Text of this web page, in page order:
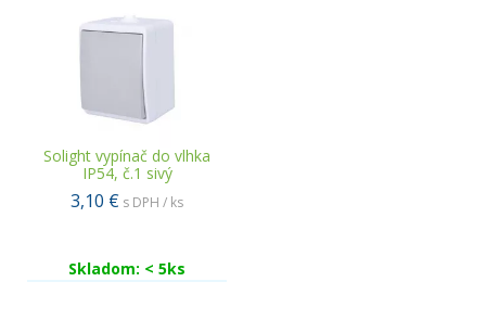
Solight vypínač do vlhka
IP54, č.1 sivý
3,10 € s DPH / ks
Skladom: < 5ks